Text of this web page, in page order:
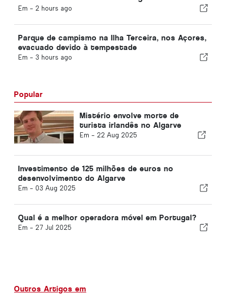
grandes terremotos
Em - 2 hours ago
Parque de campismo na Ilha Terceira, nos Açores,
evacuado devido à tempestade
Em - 3 hours ago
Popular
Mistério envolve morte de
turista irlandês no Algarve
Em - 22 Aug 2025
Investimento de 125 milhões de euros no
desenvolvimento do Algarve
Em - 03 Aug 2025
Qual é a melhor operadora móvel em Portugal?
Em - 27 Jul 2025
Outros Artigos em